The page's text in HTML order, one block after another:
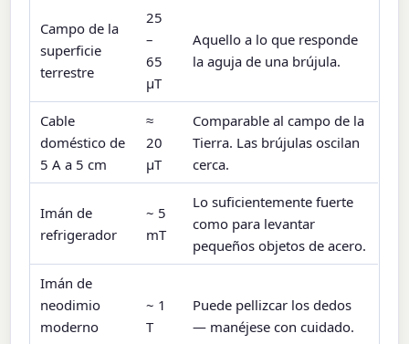
Campo de la
superficie
terrestre
25
–
65
µT
Aquello a lo que responde
la aguja de una brújula.
Cable
doméstico de
5 A a 5 cm
≈
20
µT
Comparable al campo de la
Tierra. Las brújulas oscilan
cerca.
Imán de
refrigerador
~ 5
mT
Lo suficientemente fuerte
como para levantar
pequeños objetos de acero.
Imán de
neodimio
moderno
~ 1
T
Puede pellizcar los dedos
— manéjese con cuidado.